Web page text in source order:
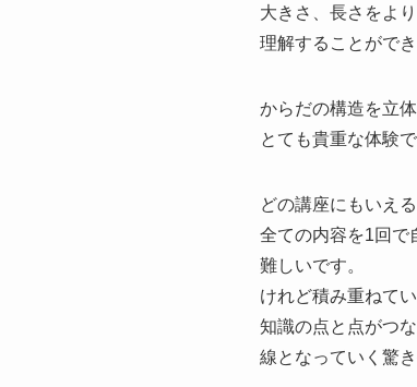
大きさ、長さをよ
理解することがで
からだの構造を立
とても貴重な体験
どの講座にもいえ
全ての内容を1回で
難しいです。
けれど積み重ねてい
知識の点と点がつな
線となっていく驚